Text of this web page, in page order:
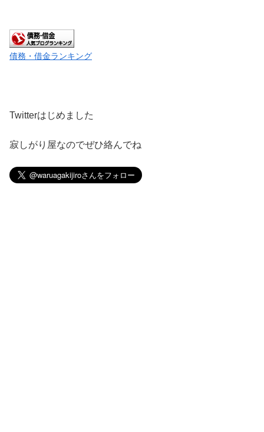
債務・借金ランキング
Twitterはじめました
寂しがり屋なのでぜひ絡んでね